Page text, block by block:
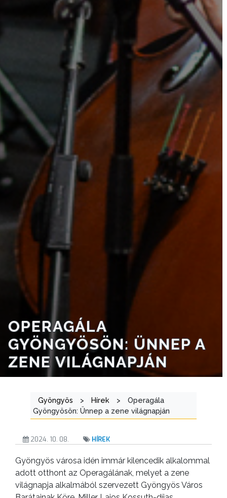
ÖNKORMÁNYZATI
NYOMTATVÁNYOK
ÜGYINTÉZÉS
ANYAGOK
KISTÉRSÉG
GEOTERM-
GYÖNGYÖS
OPERAGÁLA
GYÖNGYÖSÖN: ÜNNEP A
ZENE VILÁGNAPJÁN
Gyöngyös > Hírek >
Operagála
Gyöngyösön: Ünnep a zene világnapján
2024. 10. 08. HÍREK
Gyöngyös városa idén immár kilencedik alkalommal
adott otthont az Operagálának, melyet a zene
világnapja alkalmából szervezett Gyöngyös Város